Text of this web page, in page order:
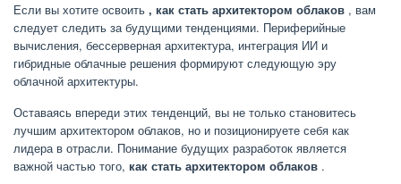
Если вы хотите освоить , как стать архитектором облаков , вам
следует следить за будущими тенденциями. Периферийные
вычисления, бессерверная архитектура, интеграция ИИ и
гибридные облачные решения формируют следующую эру
облачной архитектуры.
Оставаясь впереди этих тенденций, вы не только становитесь
лучшим архитектором облаков, но и позиционируете себя как
лидера в отрасли. Понимание будущих разработок является
важной частью того, как стать архитектором облаков .